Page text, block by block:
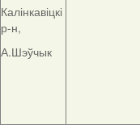
Калінкавіцкі
р-н,
А.Шэўчык